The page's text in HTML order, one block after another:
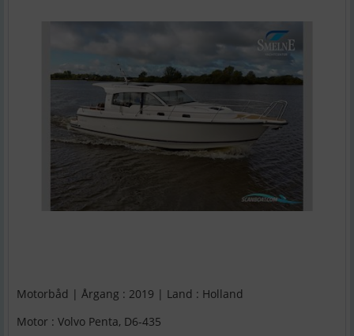
Motorbåd | Årgang : 2019 | Land : Holland
Motor : Volvo Penta, D6-435